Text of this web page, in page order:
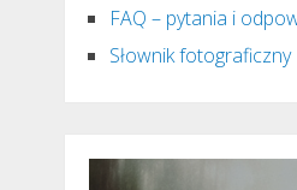
FAQ – pytania i
Słownik fotograficzny